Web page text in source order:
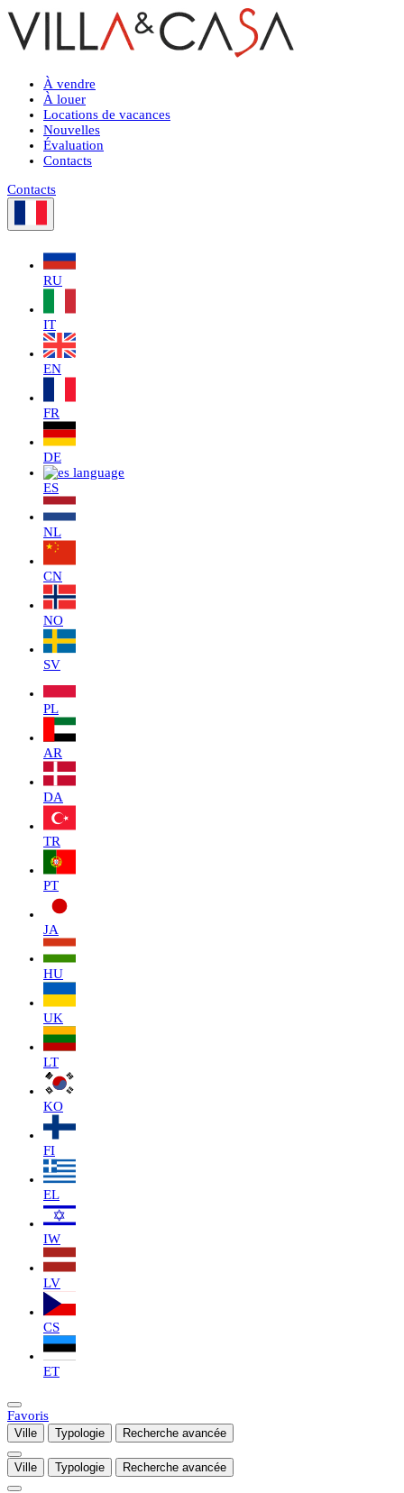
À vendre
À louer
Locations de vacances
Nouvelles
Évaluation
Contacts
Contacts
RU
IT
EN
FR
DE
ES
NL
CN
NO
SV
PL
AR
DA
TR
PT
JA
HU
UK
LT
KO
FI
EL
IW
LV
CS
ET
Favoris
Ville Typologie Recherche avancée
Ville Typologie Recherche avancée